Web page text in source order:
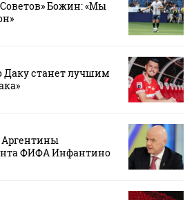
Божин: «Мы
Даку станет лучшим
Аргентины
ФИФА Инфантино